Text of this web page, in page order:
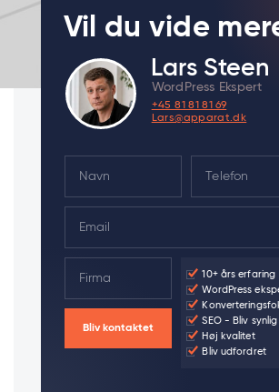
Vil du vide
Lars Steen
WordPress Ekspert
+45 81 81 81 69
Lars@apparat.dk
m
a
*
10+ års erfaring
WordPress
SEO - Bliv synlig
Høj kvalitet
Bliv udfordret
r
Bliv kontaktet